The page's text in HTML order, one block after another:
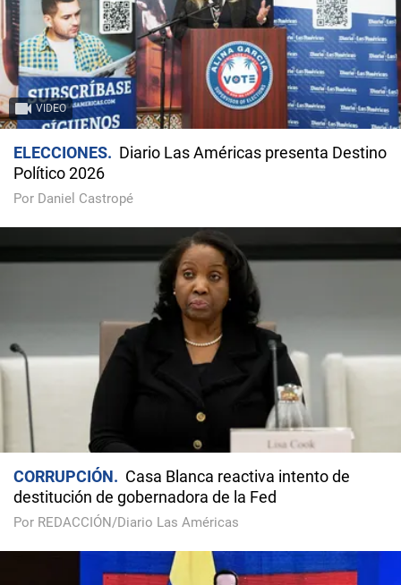
VIDEO
ELECCIONES
Diario Las Américas presenta Destino
Político 2026
Por Daniel Castropé
CORRUPCIÓN
Casa Blanca reactiva intento de
destitución de gobernadora de la Fed
Por REDACCIÓN/Diario Las Américas